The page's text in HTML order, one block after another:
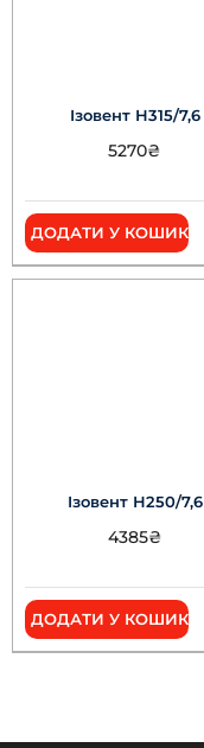
Ізовент Н315/7,6
5270₴
ДОДАТИ У КОШИК
Ізовент Н250/7,6
4385₴
ДОДАТИ У КОШИК